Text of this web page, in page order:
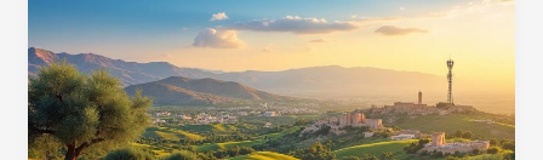
révolutionne
les
annonces
immobilières